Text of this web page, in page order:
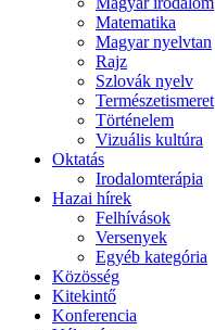
Matematika
Magyar nyelvtan
Rajz
Szlovák nyelv
Természetismeret
Történelem
Vizuális kultúra
Oktatás
Irodalomterápia
Hazai hírek
Felhívások
Versenyek
Egyéb kategória
Közösség
Kitekintő
Konferencia